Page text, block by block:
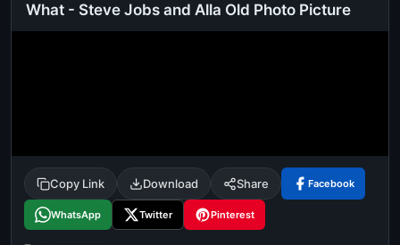
tamil comedy
happy birthday good night
What - Steve Jobs and Alla Old Photo Picture
Copy Link Download Share Facebook
WhatsApp Twitter Pinterest